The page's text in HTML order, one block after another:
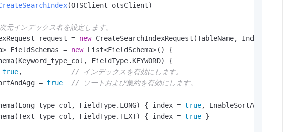
(OTSClient otsClient)
インデックス名を設定します。
request =
new CreateSearchIndexRequest(TableName, IndexName);
FieldSchemas =
new List<FieldSchema>() {
FieldType.KEYWORD) {
true,
// インデックスを有効にします。
=
true
// ソートおよび集約を有効にします。
FieldType.LONG) { index = true, EnableSortAndAgg =
FieldType.TEXT) { index = true }